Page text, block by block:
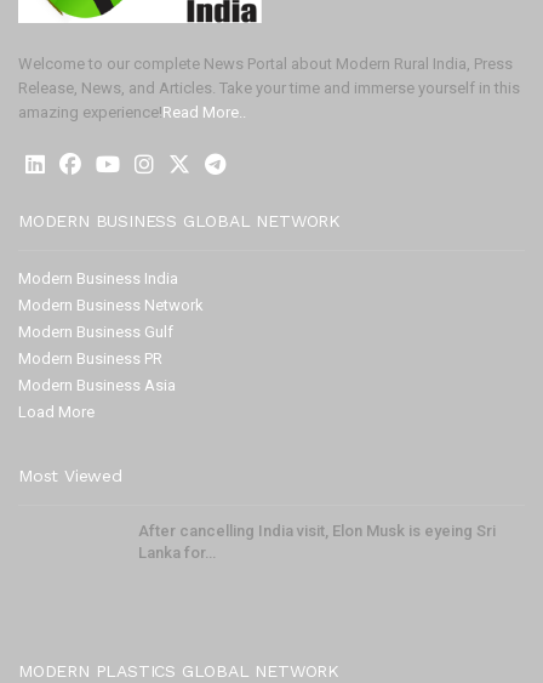
Welcome to our complete News Portal about Modern Rural India, Press
Release, News, and Articles. Take your time and immerse yourself in this
amazing experience!Read More..
MODERN BUSINESS GLOBAL NETWORK
Modern Business India
Modern Business Network
Modern Business Gulf
Modern Business PR
Modern Business Asia
Load More
Most Viewed
After cancelling India visit, Elon Musk is eyeing Sri
Lanka for…
MODERN PLASTICS GLOBAL NETWORK